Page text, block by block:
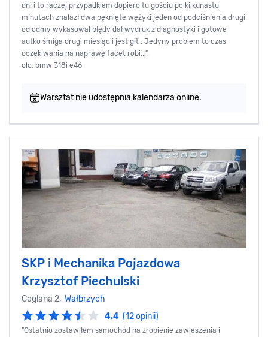
dni i to raczej przypadkiem dopiero tu gościu po kilkunastu
minutach znalazł dwa pęknięte wężyki jeden od podciśnienia drugi
od odmy wykasował błędy dał wydruk z diagnostyki i gotowe
autko śmiga drugi miesiąc i jest git . Jedyny problem to czas
oczekiwania na naprawę facet robi...",
olo, bmw 318i e46
Warsztat nie udostępnia kalendarza online.
SKP i Mechanika Pojazdowa
Krzysztof Piechulski
Ceglana 2, Wałbrzych
4.4 (12 opinii)
"Ostatnio zostawiłem samochód na zrobienie zawieszenia i